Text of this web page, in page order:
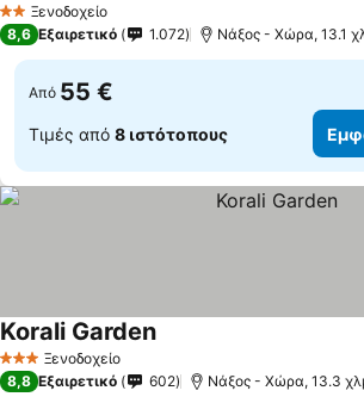
2 ΑστέριαΞενοδοχείο
8,6 Εξαιρετικό 1.072 Νάξος - Χώρα, 13.1
Από 55 €
Τιμές από 8 ιστότοπους
3 ΑστέριαΞενοδοχείο
Korali Garden
8,8 Εξαιρετικό 602 Νάξος - Χώρα, 13.3